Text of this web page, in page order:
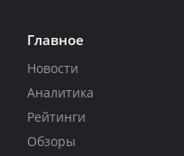
Главное
Новости
Аналитика
Рейтинги
Обзоры